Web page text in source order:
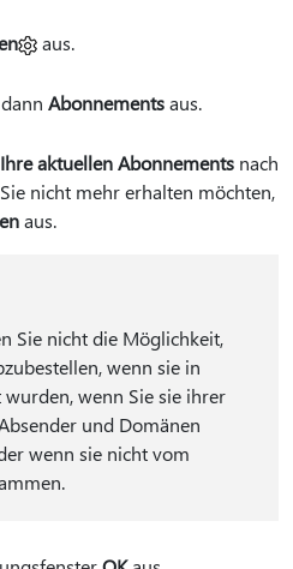
aus.
Abonnementsaus.
Ihre aktuellen Abonnements nach
nicht mehr erhalten möchten,
aus.
Sie nicht die Möglichkeit,
wenn sie in
wenn Sie sie ihrer
und Domänen
wenn sie nicht vom